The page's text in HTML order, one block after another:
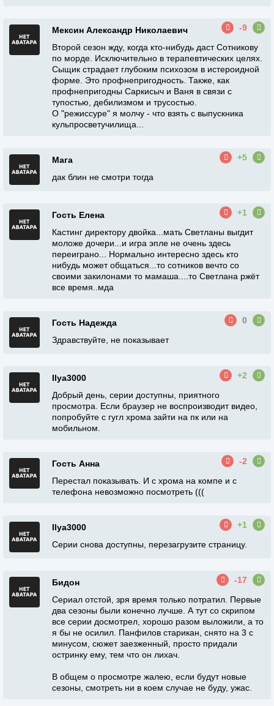
Мексин Александр Николаевич
-9
Второй сезон жду, когда кто-нибудь даст Сотникову
по морде. Исключительно в терапевтических целях.
Сыщик страдает глубоким психозом в истероидной
форме. Это профнепригодность. Также, как
профнепригодны Саркисыч и Ваня в связи с
тупостью, дебилизмом и трусостью.
О "режиссуре" я молчу - что взять с выпускника
кульпросветучилища...
Мага
+5
дак блин не смотри тогда
Гость Елена
+1
Кастинг директору двойка...мать Светланы выгдит
моложе дочери...и игра эпле не очень здесь
переиграно... Нормально интересно здесь кто
нибудь может общаться...то сотников вечто со
своими закилонами то мамаша....то Светлана ржёт
все время..мда
Гость Надежда
0
Здравствуйте, не показывает
Ilya3000
+2
Добрый день, серии доступны, приятного
просмотра. Если браузер не воспроизводит видео,
попробуйте с гугл хрома зайти на пк или на
мобильном.
Гость Анна
-2
Перестал показывать. И с хрома на компе и с
телефона невозможно посмотреть (((
Ilya3000
+1
Серии снова доступны, перезагрузите страницу.
Бидон
-17
Сериал отстой, зря время только потратил. Первые
два сезоны были конечно лучше. А тут со скрипом
все серии досмотрел, хорошо разом выложили, а то
я бы не осилил. Панфилов старикан, снято на 3 с
минусом, сюжет заезженный, просто придали
остринку ему, тем что он лихач.
В общем о просмотре жалею, если будут новые
сезоны, смотреть ни в коем случае не буду, ужас.